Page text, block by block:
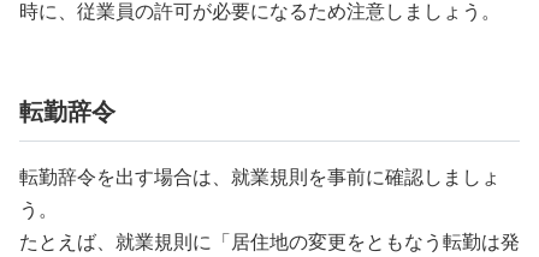
時に、従業員の許可が必要になるため注意しましょう。
転勤辞令
転勤辞令を出す場合は、就業規則を事前に確認しましょ
う。
たとえば、就業規則に「居住地の変更をともなう転勤は発